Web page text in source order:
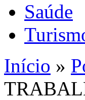
Saúde
Início »